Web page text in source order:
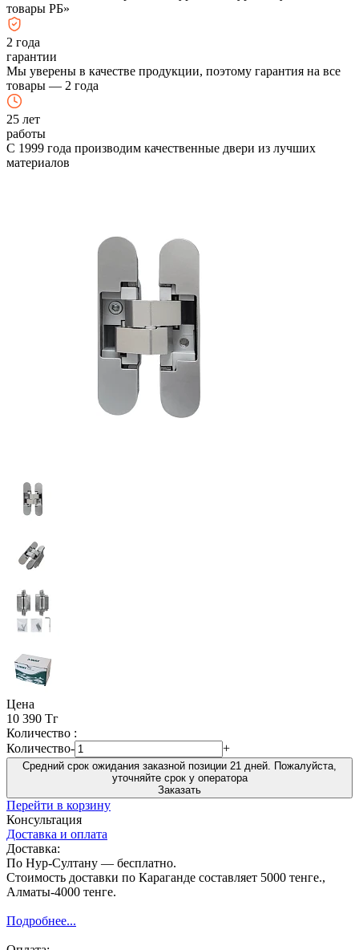
товары РБ»
2 года
гарантии
Мы уверены в качестве продукции, поэтому гарантия на все
товары — 2 года
25 лет
работы
С 1999 года производим качественные двери из лучших
материалов
Цена
10 390 Тг
Количество :
Количество- +
Средний срок ожидания заказной позиции 21 дней. Пожалуйста,
уточняйте срок у оператора
Заказать
Перейти в корзину
Консультация
Доставка и оплата
Доставка:
По Нур-Султану — бесплатно.
Стоимость доставки по Караганде составляет 5000 тенге.,
Алматы-4000 тенге.
Подробнее...